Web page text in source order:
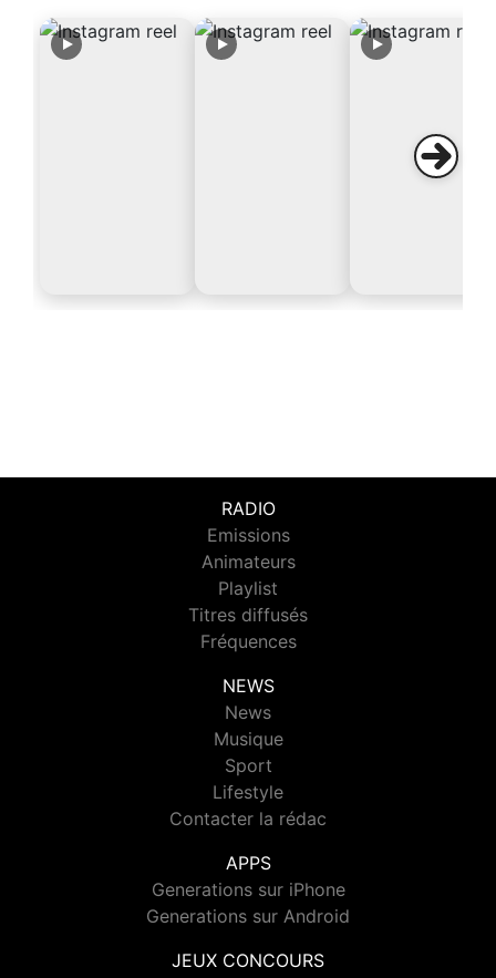
RADIO
Emissions
Animateurs
Playlist
Titres diffusés
Fréquences
NEWS
News
Musique
Sport
Lifestyle
Contacter la rédac
APPS
Generations sur iPhone
Generations sur Android
JEUX CONCOURS